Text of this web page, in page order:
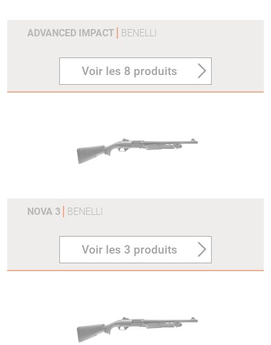
ADVANCED IMPACT BENELLI
Voir les 8 produits
NOVA 3 BENELLI
Voir les 3 produits